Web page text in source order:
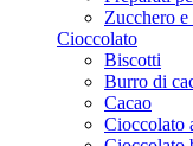
Zucchero
Cioccolato
Biscotti
Burro di
Cacao
Cioccolato